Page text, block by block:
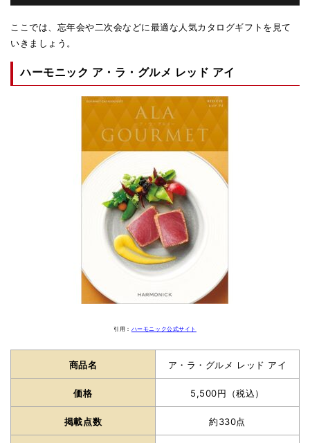
ここでは、忘年会や二次会などに最適な人気カタログギフトを見て
いきましょう。
ハーモニック ア・ラ・グルメ レッド アイ
引用： ハーモニック公式サイト
商品名 ア・ラ・グルメ レッド アイ
価格 5,500円（税込）
掲載点数 約330点